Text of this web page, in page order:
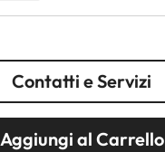
Contatti e Servizi
Aggiungi al Carrello